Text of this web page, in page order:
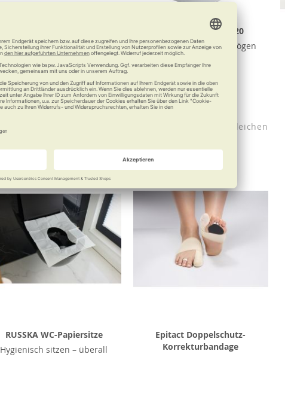
Wohltat für die Haut
18,90 €
Beurer Fußbad FB 20
Kann, was Ihre Füße mögen
71,49 €
Vergleichen
RUSSKA WC-Papiersitze
Hygienisch sitzen – überall
Epitact Doppelschutz-
Korrekturbandage